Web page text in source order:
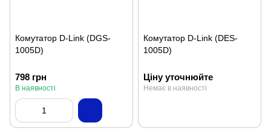
Комутатор D-Link (DGS-
1005D)
798 грн
В наявності
Комутатор D-Link (DES-
1005D)
Ціну уточнюйте
Немає в наявності